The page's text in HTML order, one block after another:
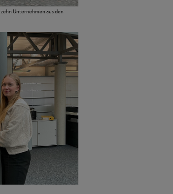
Unternehmen aus den